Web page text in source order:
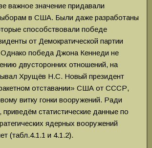
важное значение придавали
в США. Были даже разработаны
способствовали победе
от Демократической партии
победа Джона Кеннеди не
двусторонних отношений, на
Хрущёв Н.С. Новый президент
отставании» США от СССР,
витку гонки вооружений. Ради
приведём статистические данные по
ядерных вооружений
(табл.4.1.1 и 4.1.2).